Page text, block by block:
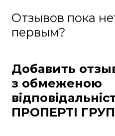
Отзывов пока
первым?
Добавить
з обмеженою
ПРОПЕРТІ